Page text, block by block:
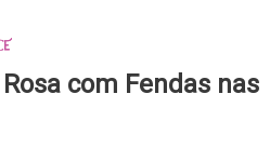
com Fendas nas